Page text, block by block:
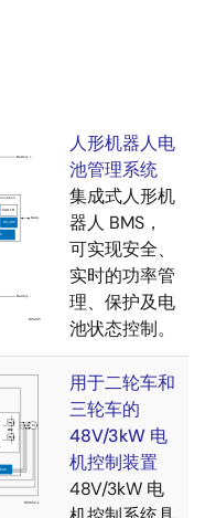
人形机器人电
池管理系统
集成式人形机
器人 BMS，
可实现安全、
实时的功率管
理、保护及电
池状态控制。
用于二轮车和
三轮车的
48V/3kW 电
机控制装置
48V/3kW 电